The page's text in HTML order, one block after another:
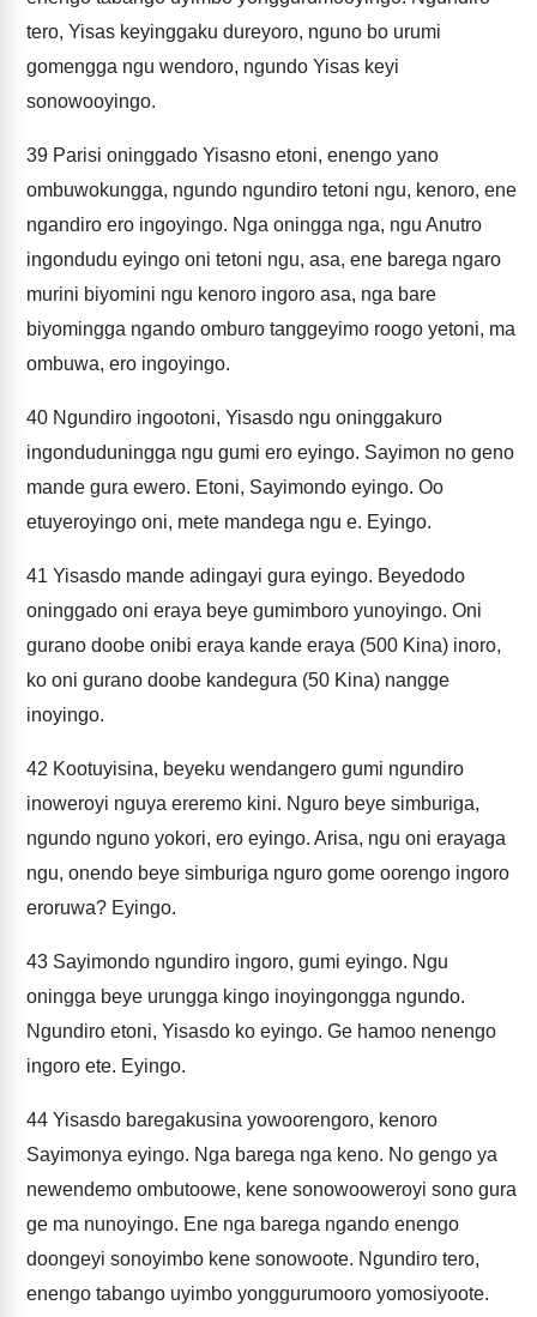
tero, Yisas keyinggaku dureyoro, nguno bo urumi
gomengga ngu wendoro, ngundo Yisas keyi
sonowooyingo.
39 Parisi oninggado Yisasno etoni, enengo yano
ombuwokungga, ngundo ngundiro tetoni ngu, kenoro, ene
ngandiro ero ingoyingo. Nga oningga nga, ngu Anutro
ingondudu eyingo oni tetoni ngu, asa, ene barega ngaro
murini biyomini ngu kenoro ingoro asa, nga bare
biyomingga ngando omburo tanggeyimo roogo yetoni, ma
ombuwa, ero ingoyingo.
40 Ngundiro ingootoni, Yisasdo ngu oninggakuro
ingonduduningga ngu gumi ero eyingo. Sayimon no geno
mande gura ewero. Etoni, Sayimondo eyingo. Oo
etuyeroyingo oni, mete mandega ngu e. Eyingo.
41 Yisasdo mande adingayi gura eyingo. Beyedodo
oninggado oni eraya beye gumimboro yunoyingo. Oni
gurano doobe onibi eraya kande eraya (500 Kina) inoro,
ko oni gurano doobe kandegura (50 Kina) nangge
inoyingo.
42 Kootuyisina, beyeku wendangero gumi ngundiro
inoweroyi nguya ereremo kini. Nguro beye simburiga,
ngundo nguno yokori, ero eyingo. Arisa, ngu oni erayaga
ngu, onendo beye simburiga nguro gome oorengo ingoro
eroruwa? Eyingo.
43 Sayimondo ngundiro ingoro, gumi eyingo. Ngu
oningga beye urungga kingo inoyingongga ngundo.
Ngundiro etoni, Yisasdo ko eyingo. Ge hamoo nenengo
ingoro ete. Eyingo.
44 Yisasdo baregakusina yowoorengoro, kenoro
Sayimonya eyingo. Nga barega nga keno. No gengo ya
newendemo ombutoowe, kene sonowooweroyi sono gura
ge ma nunoyingo. Ene nga barega ngando enengo
doongeyi sonoyimbo kene sonowoote. Ngundiro tero,
enengo tabango uyimbo yonggurumooro yomosiyoote.